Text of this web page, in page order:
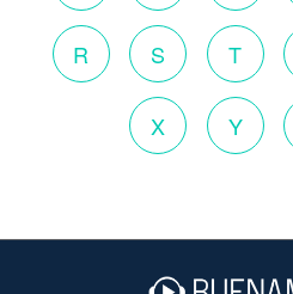
R S T
X Y